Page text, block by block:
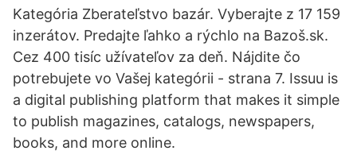
Kategória Zberateľstvo bazár. Vyberajte z 17 159
inzerátov. Predajte ľahko a rýchlo na Bazoš.sk.
Cez 400 tisíc užívateľov za deň. Nájdite čo
potrebujete vo Vašej kategórii - strana 7. Issuu is
a digital publishing platform that makes it simple
to publish magazines, catalogs, newspapers,
books, and more online.